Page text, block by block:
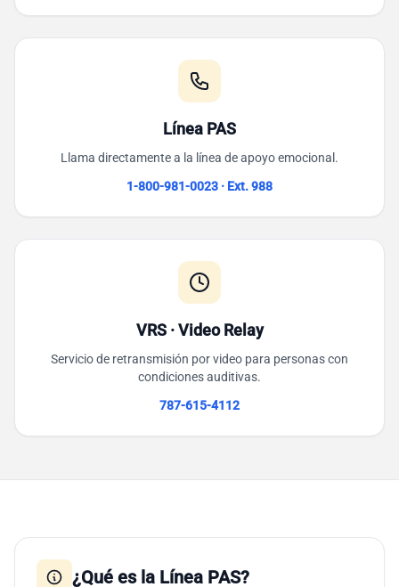
Línea PAS
Llama directamente a la línea de apoyo emocional.
1-800-981-0023 · Ext. 988
VRS · Video Relay
Servicio de retransmisión por video para personas con
condiciones auditivas.
787-615-4112
¿Qué es la Línea PAS?